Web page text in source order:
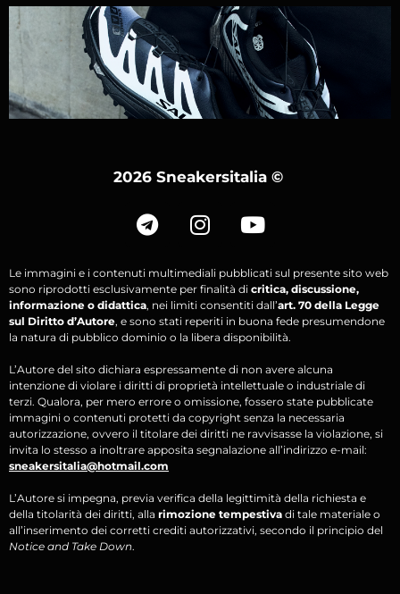
2026 Sneakersitalia ©
Le immagini e i contenuti multimediali pubblicati sul presente sito web
sono riprodotti esclusivamente per finalità di critica, discussione,
informazione o didattica, nei limiti consentiti dall’art. 70 della Legge
sul Diritto d’Autore, e sono stati reperiti in buona fede presumendone
la natura di pubblico dominio o la libera disponibilità.
L’Autore del sito dichiara espressamente di non avere alcuna
intenzione di violare i diritti di proprietà intellettuale o industriale di
terzi. Qualora, per mero errore o omissione, fossero state pubblicate
immagini o contenuti protetti da copyright senza la necessaria
autorizzazione, ovvero il titolare dei diritti ne ravvisasse la violazione, si
invita lo stesso a inoltrare apposita segnalazione all’indirizzo e-mail:
sneakersitalia@hotmail.com
L’Autore si impegna, previa verifica della legittimità della richiesta e
della titolarità dei diritti, alla rimozione tempestiva di tale materiale o
all’inserimento dei corretti crediti autorizzativi, secondo il principio del
Notice and Take Down.